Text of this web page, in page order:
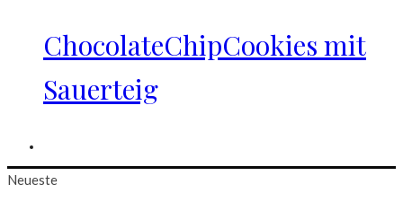
ChocolateChipCookies mit
Sauerteig
Neueste